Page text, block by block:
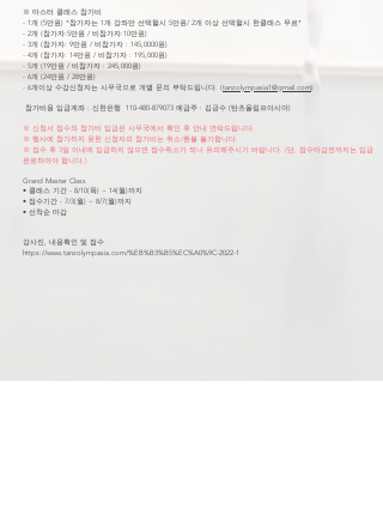
※ 마스터 클래스 참가비
- 1개 (5만원) *참가자는 1개 강좌만 선택할시 5만원/ 2개 이상 선택할시 한클래스 무료*
- 2개 (참가자:5만원 / 비참가자:10만원)
- 3개 (참가자: 9만원 / 비참가자 : 145,0000원)
- 4개 (참가자: 14만원 / 비참가자 : 195,000원)
- 5개 (19만원 / 비참가자 : 245,000원)
- 6개 (24만원 / 28만원)
- 6개이상 수강신청자는 사무국으로 개별 문의 부탁드립니다. (tanzolympasia1@gmail.com)
참가비용 입금계좌 : 신한은행 110-480-879073 예금주 : 김긍수 (탄츠올림프아시아)
※ 신청서 접수와 참가비 입금은 사무국에서 확인 후 안내 연락드립니다.
※ 행사에 참가하지 못한 신청자의 참가비는 취소/환불 불가합니다.
※ 접수 후 3일 이내에 입금하지 않으면 접수취소가 되니 유의해주시기 바랍니다. (단, 접수마감전까지는 입금
완료하여야 합니다.)
Grand Master Class
• 클래스 기간 - 8/10(목) ~ 14(월)까지
• 접수기간 - 7/3(월) ~ 8/7(월)까지
• 선착순 마감
강사진, 내용확인 및 접수
https://www.tanzolympasia.com/%EB%B3%B5%EC%A0%9C-2022-1